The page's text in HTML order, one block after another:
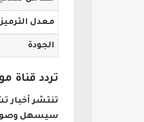
معدل الترميز
الجودة
تردد قناة
تنتشر أخبار
سيسهل